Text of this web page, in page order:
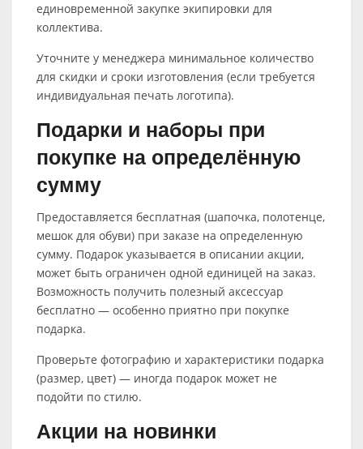
единовременной закупке экипировки для
коллектива.
Уточните у менеджера минимальное количество
для скидки и сроки изготовления (если требуется
индивидуальная печать логотипа).
Подарки и наборы при
покупке на определённую
сумму
Предоставляется бесплатная (шапочка, полотенце,
мешок для обуви) при заказе на определенную
сумму. Подарок указывается в описании акции,
может быть ограничен одной единицей на заказ.
Возможность получить полезный аксессуар
бесплатно — особенно приятно при покупке
подарка.
Проверьте фотографию и характеристики подарка
(размер, цвет) — иногда подарок может не
подойти по стилю.
Акции на новинки